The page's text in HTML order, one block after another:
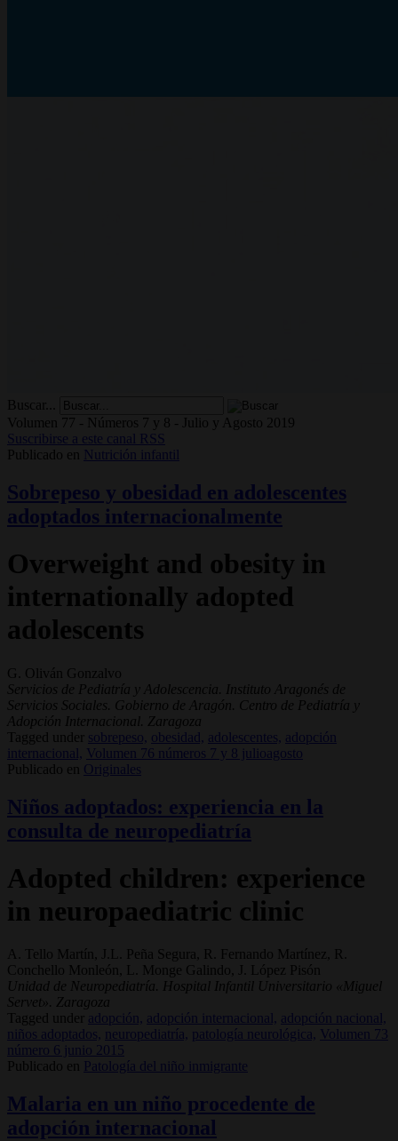
Buscar...
Volumen 77 - Números 7 y 8 - Julio y Agosto 2019
Suscribirse a este canal RSS
Publicado en
Nutrición infantil
Sobrepeso y obesidad en adolescentes
adoptados internacionalmente
Overweight and obesity in
internationally adopted
adolescents
G. Oliván Gonzalvo
Servicios de Pediatría y Adolescencia. Instituto Aragonés de
Servicios Sociales. Gobierno de Aragón. Centro de Pediatría y
Adopción Internacional. Zaragoza
Tagged under
sobrepeso, obesidad, adolescentes, adopción
internacional,
Volumen 76 números 7 y 8 julioagosto
Publicado en
Originales
Niños adoptados: experiencia en la
consulta de neuropediatría
Adopted children: experience
in neuropaediatric clinic
A. Tello Martín, J.L. Peña Segura, R. Fernando Martínez, R.
Conchello Monleón, L. Monge Galindo, J. López Pisón
Unidad de Neuropediatría. Hospital Infantil Universitario «Miguel
Servet». Zaragoza
Tagged under
adopción, adopción internacional, adopción nacional,
niños adoptados,
neuropediatría, patología neurológica, Volumen 73
número 6 junio 2015
Publicado en Patología del niño inmigrante
Malaria en un niño procedente de
adopción internacional